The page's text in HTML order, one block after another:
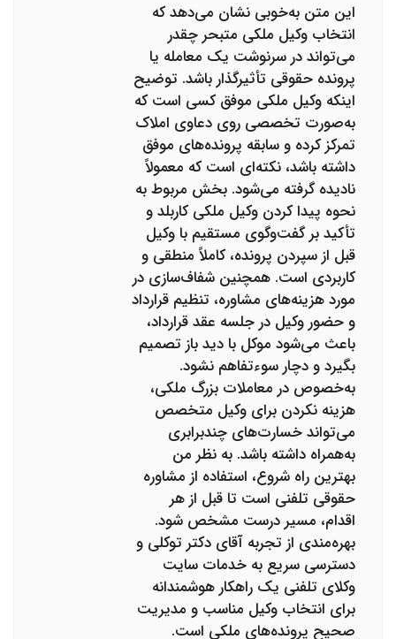
این متن به‌خوبی نشان می‌دهد که
انتخاب وکیل ملکی متبحر چقدر
می‌تواند در سرنوشت یک معامله یا
پرونده حقوقی تأثیرگذار باشد. توضیح
اینکه وکیل ملکی موفق کسی است که
به‌صورت تخصصی روی دعاوی املاک
تمرکز کرده و سابقه پرونده‌های موفق
داشته باشد، نکته‌ای است که معمولاً
نادیده گرفته می‌شود. بخش مربوط به
نحوه پیدا کردن وکیل ملکی کاربلد و
تأکید بر گفت‌وگوی مستقیم با وکیل
قبل از سپردن پرونده، کاملاً منطقی و
کاربردی است. همچنین شفاف‌سازی در
مورد هزینه‌های مشاوره، تنظیم قرارداد
و حضور وکیل در جلسه عقد قرارداد،
باعث می‌شود موکل با دید باز تصمیم
بگیرد و دچار سوءتفاهم نشود.
به‌خصوص در معاملات بزرگ ملکی،
هزینه نکردن برای وکیل متخصص
می‌تواند خسارت‌های چندبرابری
به‌همراه داشته باشد. به نظر من
بهترین راه شروع، استفاده از مشاوره
حقوقی تلفنی است تا قبل از هر
اقدام، مسیر درست مشخص شود.
بهره‌مندی از تجربه آقای دکتر توکلی و
دسترسی سریع به خدمات سایت
وکلای تلفنی یک راهکار هوشمندانه
برای انتخاب وکیل مناسب و مدیریت
صحیح پرونده‌های ملکی است.